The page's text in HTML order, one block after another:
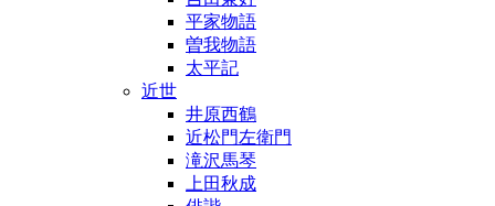
平家物語
曽我物語
太平記
近世
井原西鶴
近松門左衛門
滝沢馬琴
上田秋成